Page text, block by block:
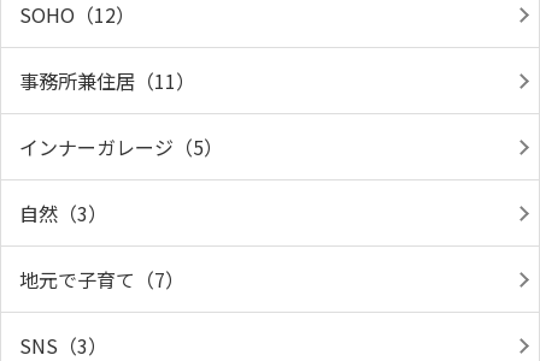
SOHO（12）
事務所兼住居（11）
インナーガレージ（5）
自然（3）
地元で子育て（7）
SNS（3）